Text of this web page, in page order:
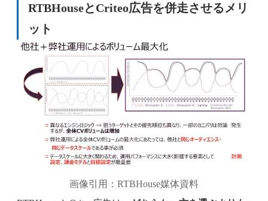
RTBHouseとCriteo広告を併走させるメリ
ット
画像引用：RTBHouse媒体資料